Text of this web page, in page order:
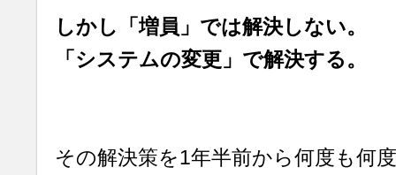
しかし「増員」では解決しない。
「システムの変更」で解決する。
その解決策を1年半前から何度も何